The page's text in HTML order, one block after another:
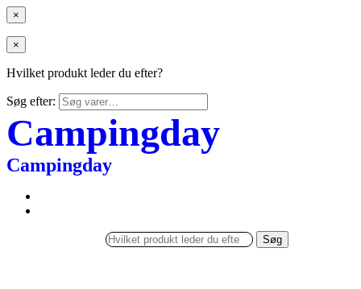
×
×
Hvilket produkt leder du efter?
Søg efter:
Campingday
Campingday
Søg